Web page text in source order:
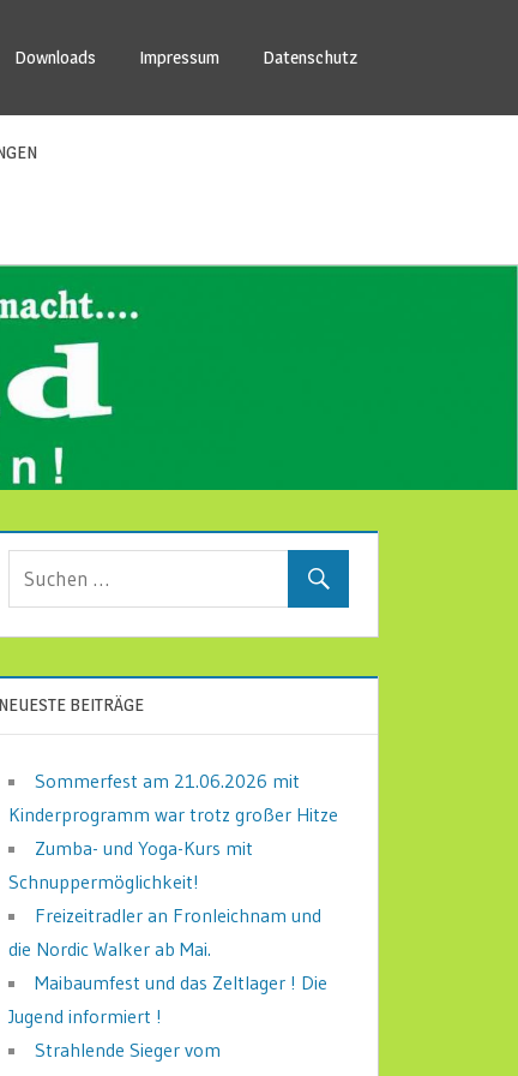
Downloads Impressum Datenschutz
NEUESTE BEITRÄGE
Sommerfest am 21.06.2026 mit
Kinderprogramm war trotz großer Hitze
Zumba- und Yoga-Kurs mit
Schnuppermöglichkeit!
Freizeitradler an Fronleichnam und
die Nordic Walker ab Mai.
Maibaumfest und das Zeltlager ! Die
Jugend informiert !
Strahlende Sieger vom